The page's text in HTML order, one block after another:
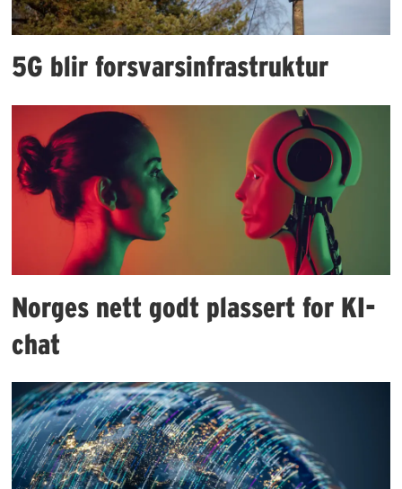
5G blir forsvarsinfrastruktur
Norges nett godt plassert for KI-
chat